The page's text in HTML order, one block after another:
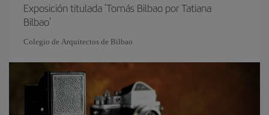
Exposición titulada 'Tomás Bilbao por Tatiana
Bilbao'
Colegio de Arquitectos de Bilbao